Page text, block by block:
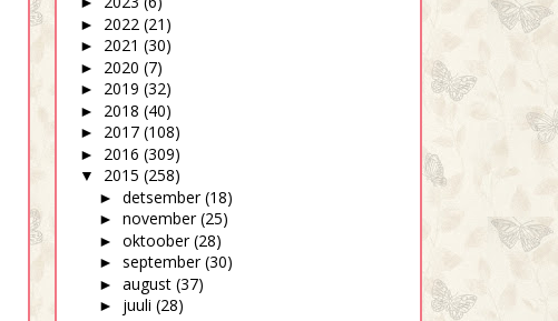
► 2022 (21)
► 2021 (30)
► 2020 (7)
► 2019 (32)
► 2018 (40)
► 2017 (108)
► 2016 (309)
▼ 2015 (258)
► detsember (18)
► november (25)
► oktoober (28)
► september (30)
► august (37)
► juuli (28)